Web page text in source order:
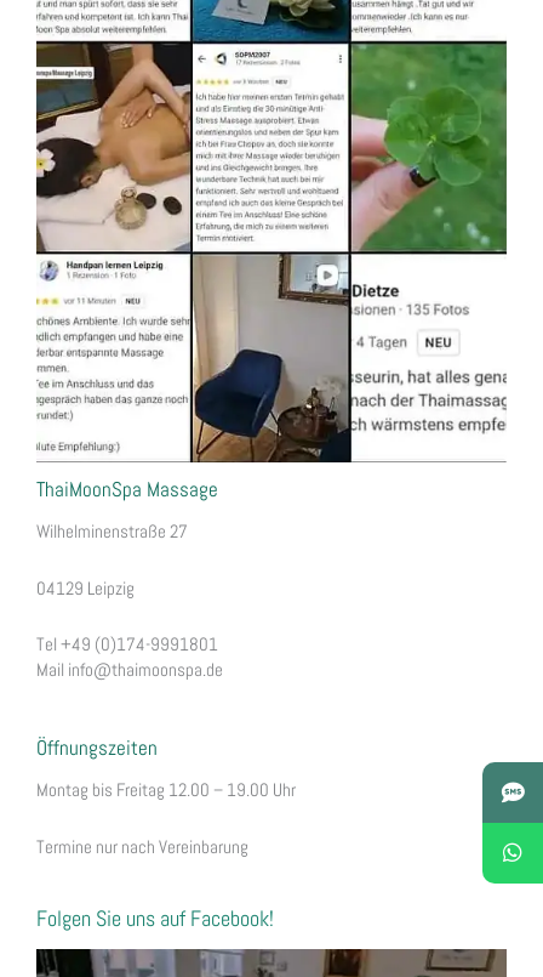
ThaiMoonSpa Massage
Wilhelminenstraße 27
04129 Leipzig
Tel +49 (0)174-9991801
Mail info@thaimoonspa.de
Öffnungszeiten
Montag bis Freitag 12.00 – 19.00 Uhr
Termine nur nach Vereinbarung
Folgen Sie uns auf Facebook!